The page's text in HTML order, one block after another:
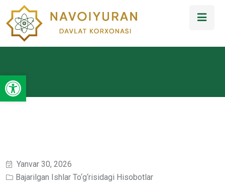
Open toolbar
Yanvar 30, 2026
Bajarilgan Ishlar To‘g‘risidagi Hisobotlar